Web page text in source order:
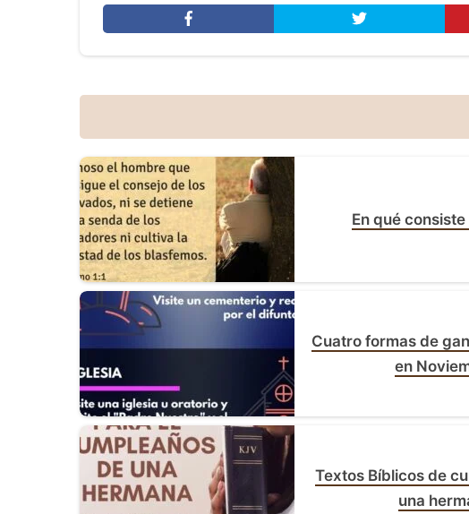
En qué consiste
Cuatro formas de
en
Textos Bíblicos de
una